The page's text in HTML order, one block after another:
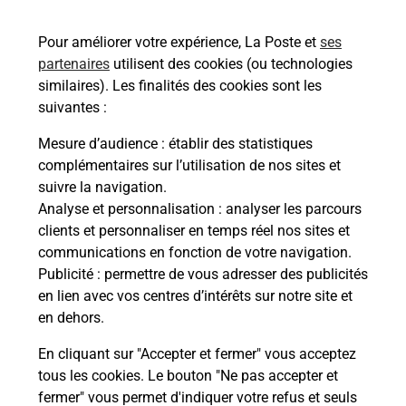
Pour améliorer votre expérience, La Poste et ses
partenaires utilisent des cookies (ou technologies
similaires). Les finalités des cookies sont les
suivantes :
Mesure d’audience : établir des statistiques
complémentaires sur l’utilisation de nos sites et
suivre la navigation.
Analyse et personnalisation : analyser les parcours
clients et personnaliser en temps réel nos sites et
communications en fonction de votre navigation.
Publicité : permettre de vous adresser des publicités
en lien avec vos centres d’intérêts sur notre site et
en dehors.
En cliquant sur "Accepter et fermer" vous acceptez
tous les cookies. Le bouton "Ne pas accepter et
fermer" vous permet d'indiquer votre refus et seuls
solutions proposées par La Poste.
En savoir plus
Souscrire à la téléassistance
Besoin d’un système de téléassistance à l’intérieur
et/ou à l’extérieur de votre domicile ? Découvrez
les offres téléalarme dans votre bureau de Poste à
LA CAVALERIE.